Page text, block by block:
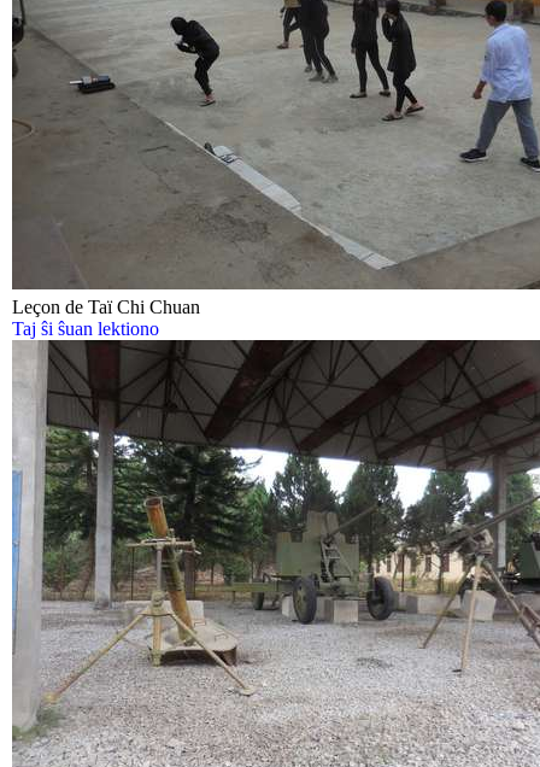
Leçon de Taï Chi Chuan
Taj ŝi ŝuan lektiono